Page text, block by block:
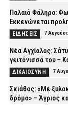
Παλαιό Φάληρο:
Εκκενώνεται
ΕΙΔΗΣΕΙΣ 7
Νέα Αγχίαλος:
γειτόνισσά του –
ΔΙΚΑΙΟΣΥΝΗ 7
Σκιάθος: «Με
δρόμο» – Άγριος